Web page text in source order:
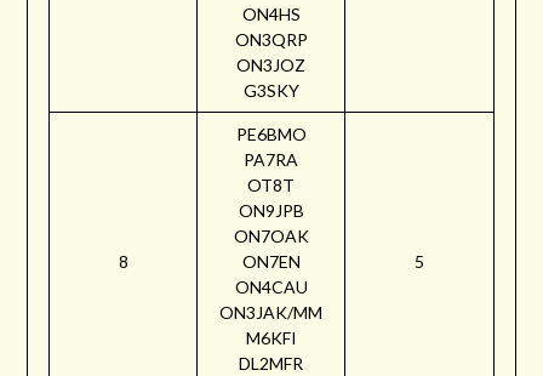
ON4HS
ON3QRP
ON3JOZ
G3SKY
8
PE6BMO
PA7RA
OT8T
ON9JPB
ON7OAK
ON7EN
ON4CAU
ON3JAK/MM
M6KFI
DL2MFR
5